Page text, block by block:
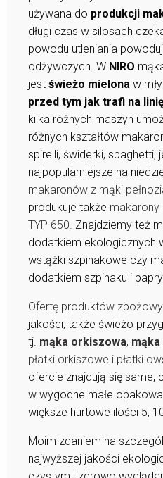
używana do produkcji
długi czas w silosach
powodu utleniania
odżywczych. W NIRO
jest świeżo mielona w
przed tym jak trafi na
kilka różnych maszyn
różnych kształtów
spirelli, świderki, spaghetti,
najpopularniejsze na
makaronów z mąki
produkuje także makarony
TYP 650. Znajdziemy też
dodatkiem ekologicznych
wstążki szpinakowe czy
dodatkiem szpinaku i
Ofertę produktów
jakości, także świeżo
tj. mąka orkiszowa, mąka
płatki orkiszowe i płatki
ofercie znajdują się same,
w wygodne małe
większe hurtowe ilości 5,
Moim zdaniem na
najwyższej jakości